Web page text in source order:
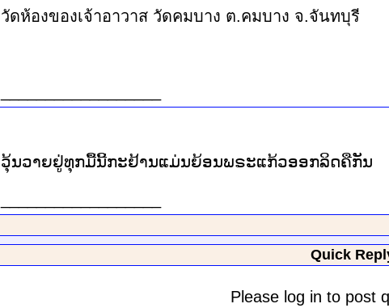
วัดห้องของเจ้าอาวาส วัดคมบาง ต.คมบาง จ.จันทบุรี
ວຸ້ນວາຍຢູ່ທຸກມື້ນີ້ກະຢ້ານແມ່ນຍ້ອນພຣະແກ້ວອອກລິດຄືກັນ
Quick
Please log in to post